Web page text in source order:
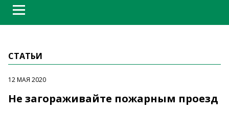
СТАТЬИ
12 МАЯ 2020
Не загораживайте пожарным проезд